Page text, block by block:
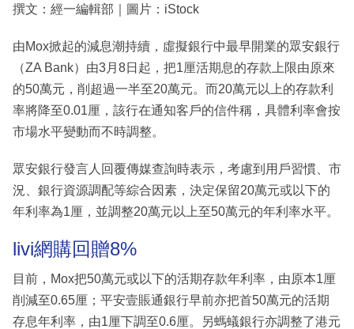
撰文：經一編輯部｜圖片：iStock
由Mox掀起的減息潮持續，虛擬銀行中最早開業的眾安銀行
（ZA Bank）由3月8日起，把1厘活期息的存款上限由原來
的50萬元，削超過一半至20萬元。而20萬元以上的存款利
率將降至0.01厘，該行在通知客戶的信件稱，具體利率會按
市場水平變動而不時調整。
眾安銀行發言人回覆傳媒查詢時表示，考慮到用戶習慣、市
況、銀行資源調配等綜合因素，決定保留20萬元或以下的
年利率為1厘，並調整20萬元以上至50萬元的年利率水平。
livi網購回贈8%
目前，Mox把50萬元或以下的活期存款年利率，由原本1厘
削減至0.65厘；平安壹賬通銀行早前亦把首50萬元的活期
存息年利率，由1厘下調至0.6厘。另螞蟻銀行亦調整了港元